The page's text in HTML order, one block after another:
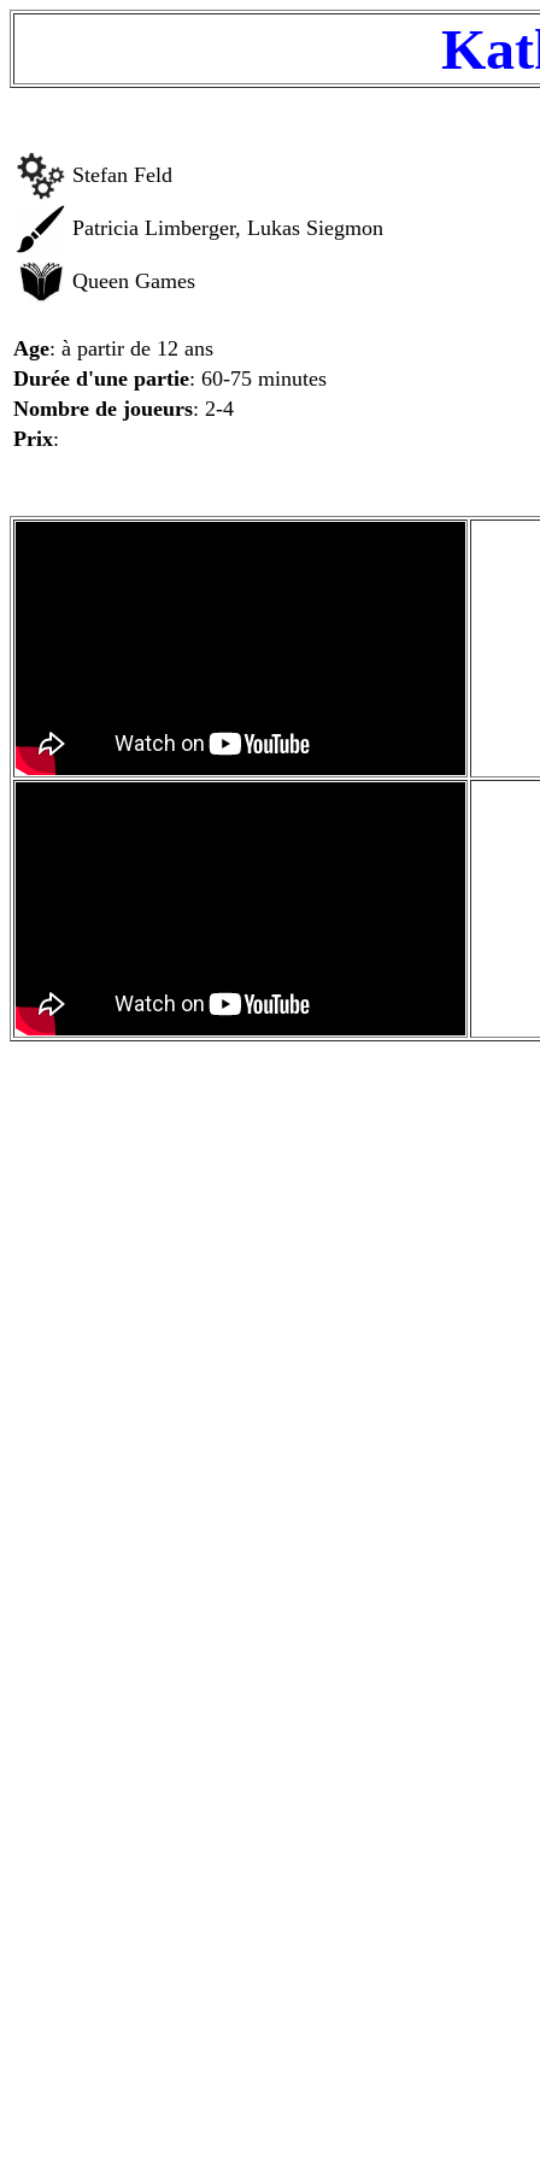
Stefan Feld
Patricia Limberger, Lukas Siegmon
Queen Games
Age: à partir de 12 ans
Durée d'une partie: 60-75 minutes
Nombre de joueurs: 2-4
Prix: